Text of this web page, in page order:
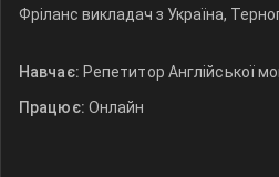
Фріланс викладач з Україна,
Навчає: Репетитор Англійської
Працює: Онлайн